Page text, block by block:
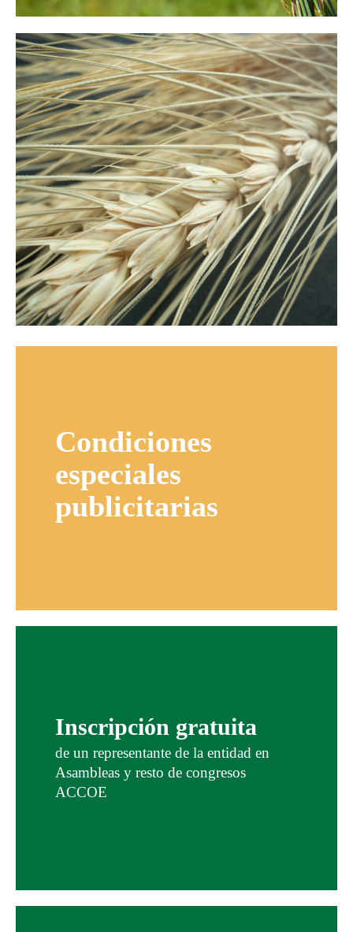
Condiciones
especiales
publicitarias
Inscripción gratuita
de un representante de la entidad en
Asambleas y resto de congresos
ACCOE